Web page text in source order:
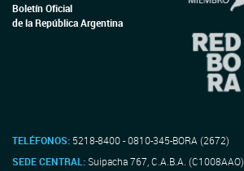
Boletín Oficial
de la República Argentina
TELÉFONOS: 5218-8400 - 0810-345-BORA (2672)
SEDE CENTRAL:Suipacha 767, C.A.B.A. (C1008AAO)